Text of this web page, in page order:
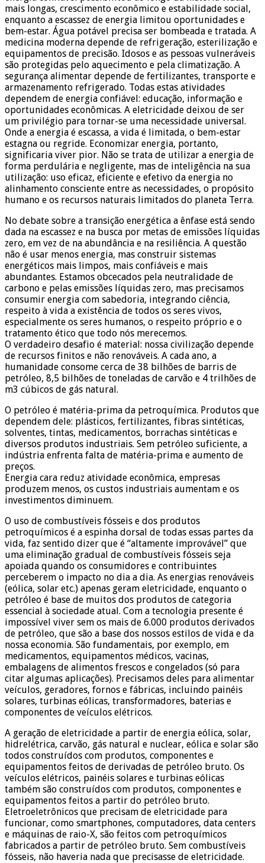
mais longas, crescimento econômico e estabilidade social,
enquanto a escassez de energia limitou oportunidades e
bem-estar. Água potável precisa ser bombeada e tratada. A
medicina moderna depende de refrigeração, esterilização e
equipamentos de precisão. Idosos e as pessoas vulneráveis
são protegidas pelo aquecimento e pela climatização. A
segurança alimentar depende de fertilizantes, transporte e
armazenamento refrigerado. Todas estas atividades
dependem de energia confiável: educação, informação e
oportunidades econômicas. A eletricidade deixou de ser
um privilégio para tornar-se uma necessidade universal.
Onde a energia é escassa, a vida é limitada, o bem-estar
estagna ou regride. Economizar energia, portanto,
significaria viver pior. Não se trata de utilizar a energia de
forma perdulária e negligente, mas de inteligência na sua
utilização: uso eficaz, eficiente e efetivo da energia no
alinhamento consciente entre as necessidades, o propósito
humano e os recursos naturais limitados do planeta Terra.
No debate sobre a transição energética a ênfase está sendo
dada na escassez e na busca por metas de emissões líquidas
zero, em vez de na abundância e na resiliência. A questão
não é usar menos energia, mas construir sistemas
energéticos mais limpos, mais confiáveis ​​e mais
abundantes. Estamos obcecados pela neutralidade de
carbono e pelas emissões líquidas zero, mas precisamos
consumir energia com sabedoria, integrando ciência,
respeito à vida a existência de todos os seres vivos,
especialmente os seres humanos, o respeito próprio e o
tratamento ético que todo nós merecemos.
O verdadeiro desafio é material: nossa civilização depende
de recursos finitos e não renováveis. A cada ano, a
humanidade consome cerca de 38 bilhões de barris de
petróleo, 8,5 bilhões de toneladas de carvão e 4 trilhões de
m3 cúbicos de gás natural.
O petróleo é matéria-prima da petroquímica. Produtos que
dependem dele: plásticos, fertilizantes, fibras sintéticas,
solventes, tintas, medicamentos, borrachas sintéticas e
diversos produtos industriais. Sem petróleo suficiente, a
indústria enfrenta falta de matéria-prima e aumento de
preços.
Energia cara reduz atividade econômica, empresas
produzem menos, os custos industriais aumentam e os
investimentos diminuem.
O uso de combustíveis fósseis e dos produtos
petroquímicos é a espinha dorsal de todas essas partes da
vida, faz sentido dizer que é “altamente improvável” que
uma eliminação gradual de combustíveis fósseis seja
apoiada quando os consumidores e contribuintes
perceberem o impacto no dia a dia. As energias renováveis
(eólica, solar etc.) apenas geram eletricidade, enquanto o
petróleo é base de muitos dos produtos de categoria
essencial à sociedade atual. Com a tecnologia presente é
impossível viver sem os mais de 6.000 produtos derivados
de petróleo, que são a base dos nossos estilos de vida e da
nossa economia. São fundamentais, por exemplo, em
medicamentos, equipamentos médicos, vacinas,
embalagens de alimentos frescos e congelados (só para
citar algumas aplicações). Precisamos deles para alimentar
veículos, geradores, fornos e fábricas, incluindo painéis
solares, turbinas eólicas, transformadores, baterias e
componentes de veículos elétricos.
A geração de eletricidade a partir de energia eólica, solar,
hidrelétrica, carvão, gás natural e nuclear, eólica e solar são
todos construídos com produtos, componentes e
equipamentos feitos de derivadas de petróleo bruto. Os
veículos elétricos, painéis solares e turbinas eólicas
também são construídos com produtos, componentes e
equipamentos feitos a partir do petróleo bruto.
Eletroeletrônicos que precisam de eletricidade para
funcionar, como smartphones, computadores, data centers
e máquinas de raio-X, são feitos com petroquímicos
fabricados a partir de petróleo bruto. Sem combustíveis
fósseis, não haveria nada que precisasse de eletricidade.